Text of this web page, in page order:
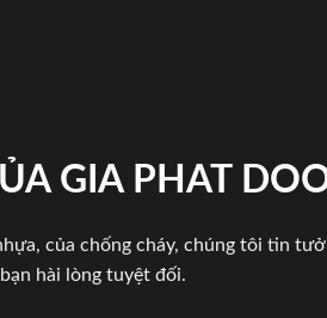
GIA PHAT
của chống cháy, chúng tôi tin
hài lòng tuyệt đối.